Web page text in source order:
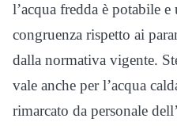
l’acqua fredda è potabile
congruenza rispetto ai
dalla normativa vigente.
vale anche per l’acqua
rimarcato da personale